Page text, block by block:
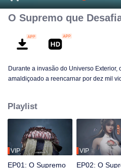
O Supremo que
Durante a invasão do Universo Exterior,
amaldiçoado a reencarnar por dez mil
espancado, despertando a memória do
um talento de nível divino para
morte de sua família e unificou todo o
Playlist
VIP
EP01: O Supremo
VIP
EP02: O